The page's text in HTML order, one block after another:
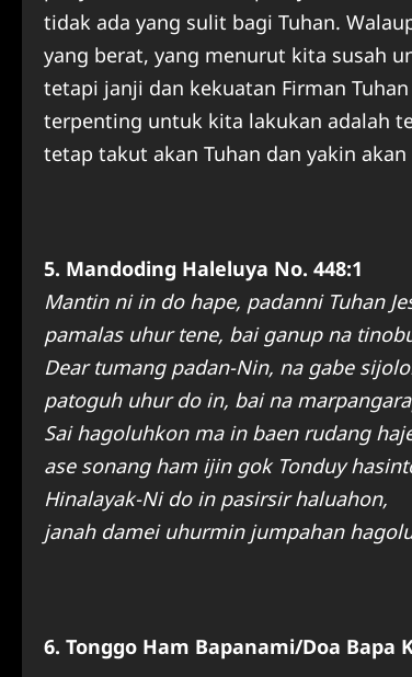
tidak ada yang sulit bagi Tuhan.
yang berat, yang menurut kita susah
tetapi janji dan kekuatan Firman
terpenting untuk kita lakukan adalah
tetap takut akan Tuhan dan yakin
5. Mandoding Haleluya No. 448:1
Mantin ni in do hape, padanni Tuhan
pamalas uhur tene, bai ganup na
Dear tumang padan-Nin, na gabe
patoguh uhur do in, bai na
Sai hagoluhkon ma in baen rudang
ase sonang ham ijin gok Tonduy
Hinalayak-Ni do in pasirsir haluahon,
janah damei uhurmin jumpahan
6. Tonggo Ham Bapanami/Doa Bapa